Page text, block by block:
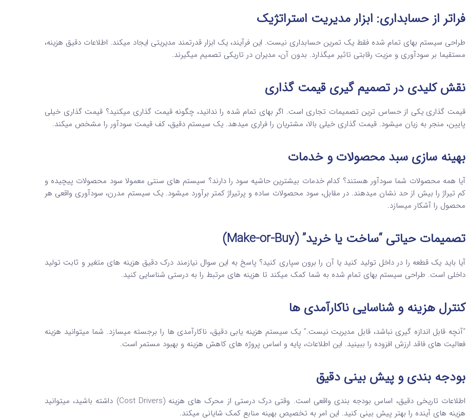
فراتر از حسابداری: ابزار مدیریت استراتژیک
طراحی سیستم بهای تمام شده فقط یک تمرین حسابداری نیست. این فرآیند، یک ابزار قدرتمند مدیریتی ایجاد میکند. اطلاعات دقیق هزینه،
مستقیما بر سودآوری و مزیت رقابتی تاثیر میگذارد. بدون آن، مدیران در تاریکی تصمیم میگیرند.
نقش کلیدی در تصمیم گیری قیمت گذاری
قیمت گذاری یکی از حساس ترین تصمیمات تجاری است. اگر بهای تمام شده را ندانید، چگونه قیمت گذاری میکنید؟ قیمت گذاری خیلی
پایین، منجر به زیان میشود. قیمت گذاری خیلی بالا، مشتریان را فراری میدهد. یک سیستم دقیق، کف قیمت سودآور را مشخص میکند.
بهینه سازی سبد محصولات و خدمات
آیا همه محصولات شما سودآور هستند؟ کدام خدمات بیشترین حاشیه سود را دارند؟ سیستم های سنتی معمولا سود محصولات پیچیده و
کم تیراژ را بیش از حد نشان میدهند. در مقابل، سود محصولات ساده و پرتیراژ کمتر برآورد میشود. یک سیستم مدرن، سودآوری واقعی هر
محصول را آشکار میسازد.
تصمیمات حیاتی “ساخت یا خرید” (Make-or-Buy)
آیا باید یک قطعه را در داخل تولید کنید یا آن را برون سپاری کنید؟ پاسخ به این سوال نیازمند درک دقیق هزینه های متغیر و ثابت تولید
داخلی است. طراحی سیستم بهای تمام شده به شما کمک میکند تا هزینه های مرتبط را به درستی شناسایی کنید.
کنترل هزینه و شناسایی ناکارآمدی ها
“آنچه قابل اندازه گیری نباشد، قابل مدیریت نیست.” یک سیستم هزینه یابی دقیق، ناکارآمدی ها را برجسته میسازد. شما میتوانید هزینه
فعالیت های فاقد ارزش افزوده را ببینید. این اطلاعات، پایه و اساس پروژه های کاهش هزینه و بهبود مستمر است.
بودجه بندی و پیش بینی دقیق
اطلاعات تاریخی دقیق، اساس بودجه بندی واقعی است. وقتی درک درستی از محرک های هزینه (Cost Drivers) داشته باشید، میتوانید
هزینه های آینده را بهتر پیش بینی کنید. این امر به تخصیص بهینه منابع کمک شایانی میکند.